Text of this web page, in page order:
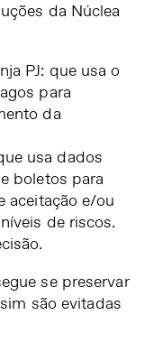
da Núclea
PJ: que usa o
para
da
usa dados
boletos para
aceitação e/ou
de riscos.
se preservar
são evitadas